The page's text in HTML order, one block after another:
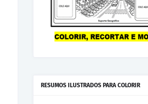
RESUMOS ILUSTRADOS PARA COLORIR